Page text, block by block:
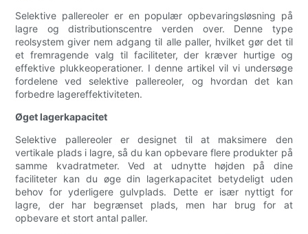
Selektive pallereoler er en populær opbevaringsløsning på
lagre og distributionscentre verden over. Denne type
reolsystem giver nem adgang til alle paller, hvilket gør det til
et fremragende valg til faciliteter, der kræver hurtige og
effektive plukkeoperationer. I denne artikel vil vi undersøge
fordelene ved selektive pallereoler, og hvordan det kan
forbedre lagereffektiviteten.
Øget lagerkapacitet
Selektive pallereoler er designet til at maksimere den
vertikale plads i lagre, så du kan opbevare flere produkter på
samme kvadratmeter. Ved at udnytte højden på dine
faciliteter kan du øge din lagerkapacitet betydeligt uden
behov for yderligere gulvplads. Dette er især nyttigt for
lagre, der har begrænset plads, men har brug for at
opbevare et stort antal paller.